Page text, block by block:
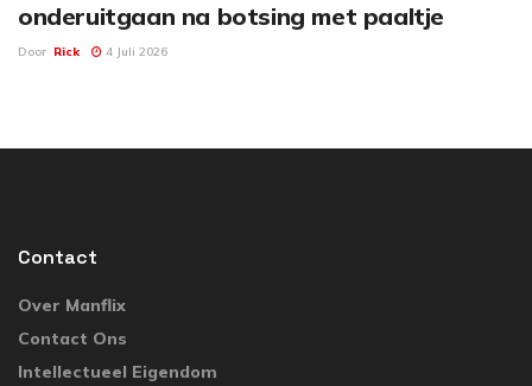
onderuitgaan na botsing met paaltje
Door Rick 4 Juli 2026
Contact
Over Manflix
Contact Ons
Intellectueel Eigendom